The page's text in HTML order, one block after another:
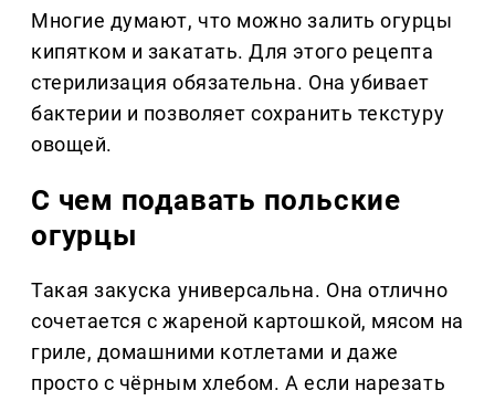
Многие думают, что можно залить огурцы
кипятком и закатать. Для этого рецепта
стерилизация обязательна. Она убивает
бактерии и позволяет сохранить текстуру
овощей.
С чем подавать польские
огурцы
Такая закуска универсальна. Она отлично
сочетается с жареной картошкой, мясом на
гриле, домашними котлетами и даже
просто с чёрным хлебом. А если нарезать